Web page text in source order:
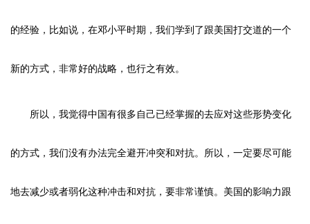
的经验，比如说，在邓小平时期，我们学到了跟美国打交道的一个
新的方式，非常好的战略，也行之有效。
所以，我觉得中国有很多自己已经掌握的去应对这些形势变化
的方式，我们没有办法完全避开冲突和对抗。所以，一定要尽可能
地去减少或者弱化这种冲击和对抗，要非常谨慎。美国的影响力跟